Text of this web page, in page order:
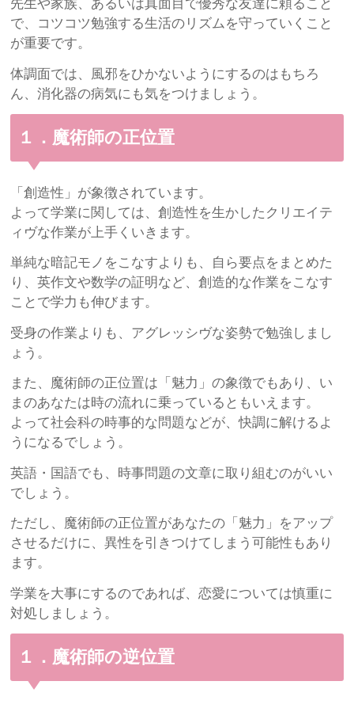
先生や家族、あるいは真面目で優秀な友達に頼ること
で、コツコツ勉強する生活のリズムを守っていくこと
が重要です。
体調面では、風邪をひかないようにするのはもちろ
ん、消化器の病気にも気をつけましょう。
１．魔術師の正位置
「創造性」が象徴されています。
よって学業に関しては、創造性を生かしたクリエイテ
ィヴな作業が上手くいきます。
単純な暗記モノをこなすよりも、自ら要点をまとめた
り、英作文や数学の証明など、創造的な作業をこなす
ことで学力も伸びます。
受身の作業よりも、アグレッシヴな姿勢で勉強しまし
ょう。
また、魔術師の正位置は「魅力」の象徴でもあり、い
まのあなたは時の流れに乗っているともいえます。
よって社会科の時事的な問題などが、快調に解けるよ
うになるでしょう。
英語・国語でも、時事問題の文章に取り組むのがいい
でしょう。
ただし、魔術師の正位置があなたの「魅力」をアップ
させるだけに、異性を引きつけてしまう可能性もあり
ます。
学業を大事にするのであれば、恋愛については慎重に
対処しましょう。
１．魔術師の逆位置